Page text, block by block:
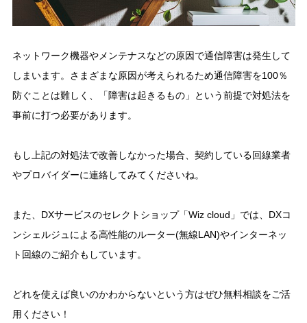
ネットワーク機器やメンテナスなどの原因で通信障害は発生して
しまいます。さまざまな原因が考えられるため通信障害を100％
防ぐことは難しく、「障害は起きるもの」という前提で対処法を
事前に打つ必要があります。
もし上記の対処法で改善しなかった場合、契約している回線業者
やプロバイダーに連絡してみてくださいね。
また、DXサービスのセレクトショップ「Wiz cloud」では、DXコ
ンシェルジュによる高性能のルーター(無線LAN)やインターネッ
ト回線のご紹介もしています。
どれを使えば良いのかわからないという方はぜひ無料相談をご活
用ください！